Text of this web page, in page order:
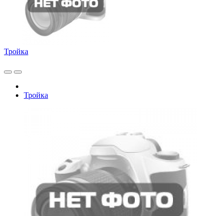
Тройка
Тройка